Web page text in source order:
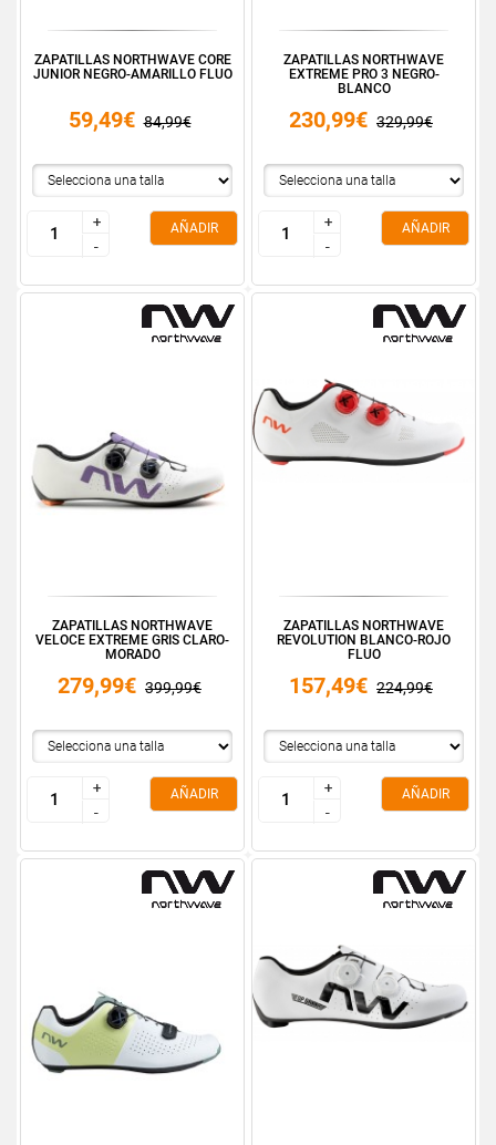
ZAPATILLAS NORTHWAVE CORE
JUNIOR NEGRO-AMARILLO FLUO
59,49€ 84,99€
+
-
+
-
AÑADIR
ZAPATILLAS NORTHWAVE
EXTREME PRO 3 NEGRO-
BLANCO
230,99€ 329,99€
+
-
+
-
AÑADIR
ZAPATILLAS NORTHWAVE
VELOCE EXTREME GRIS CLARO-
MORADO
279,99€ 399,99€
+
-
+
-
AÑADIR
ZAPATILLAS NORTHWAVE
REVOLUTION BLANCO-ROJO
FLUO
157,49€ 224,99€
+
-
+
-
AÑADIR